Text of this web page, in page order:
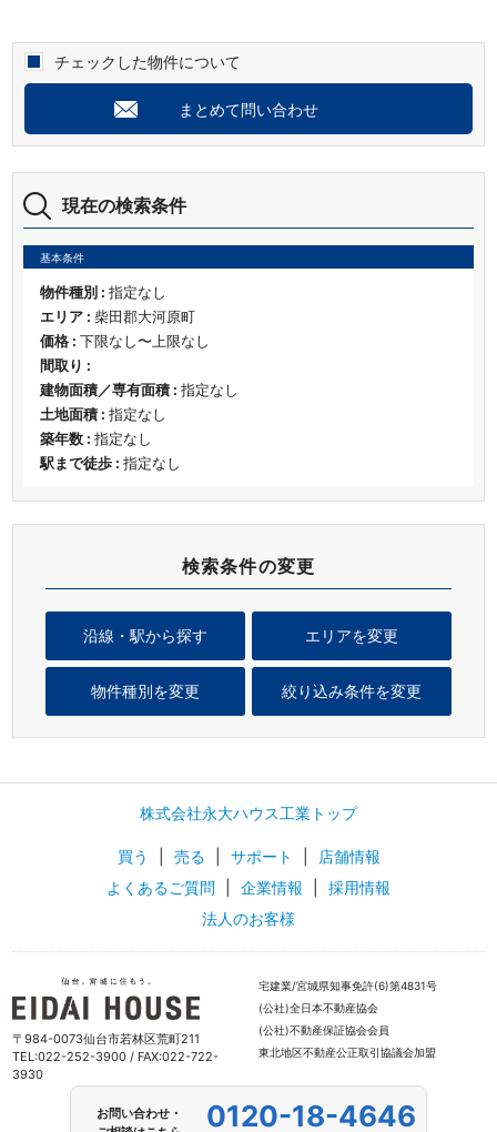
検索条件の変更
エリアを変更
沿線・駅から探す
物件種別を変更 絞り込み条件を変更
現在の検索条件
基本条件
物件種別 : 指定なし
エリア : 柴田郡大河原町
価格 : 下限なし〜上限なし
間取り :
建物面積／専有面積 : 指定なし
土地面積 : 指定なし
築年数 : 指定なし
駅まで徒歩 : 指定なし
チェックした物件について
まとめて問い合わせ
株式会社永大ハウス工業トップ
買う 売る サポート
店舗情報
よくあるご質問
企業情報
採用情報
法人のお客様
〒984-0073仙台市若林区荒町211
TEL:022-252-3900 / FAX:022-722-
3930
宅建業/宮城県知事免許(6)第4831号
(公社)全日本不動産協会
(公社)不動産保証協会会員
東北地区不動産公正取引協議会加盟
お問い合わせ・
0120-18-4646